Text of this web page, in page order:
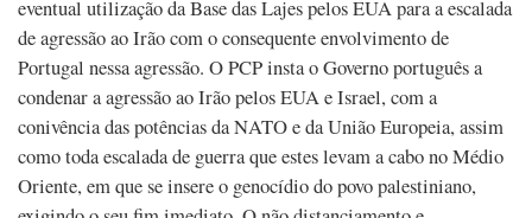
eventual utilização da Base das Lajes pelos EUA para a escalada
de agressão ao Irão com o consequente envolvimento de
Portugal nessa agressão. O PCP insta o Governo português a
condenar a agressão ao Irão pelos EUA e Israel, com a
conivência das potências da NATO e da União Europeia, assim
como toda escalada de guerra que estes levam a cabo no Médio
Oriente, em que se insere o genocídio do povo palestiniano,